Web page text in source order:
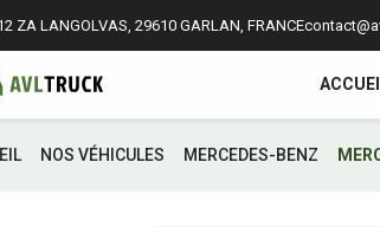
ZA LANGOLVAS, 29610 GARLAN, FRANCE
NOS VÉHICULES MERCEDES-BENZ